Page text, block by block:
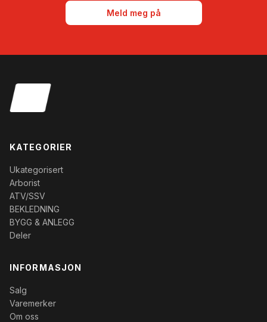
Meld meg på
KATEGORIER
Ukategorisert
Arborist
ATV/SSV
BEKLEDNING
BYGG & ANLEGG
Deler
INFORMASJON
Salg
Varemerker
Om oss